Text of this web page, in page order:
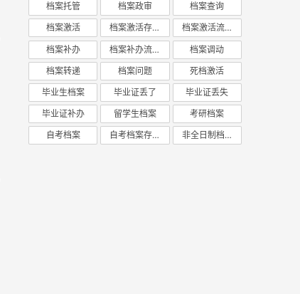
档案托管 档案政审 档案查询
档案激活 档案激活存放 档案激活流程
档案补办 档案补办流程 档案调动
档案转递 档案问题 死档激活
毕业生档案 毕业证丢了 毕业证丢失
毕业证补办 留学生档案 考研档案
自考档案 自考档案存放 非全日制档案